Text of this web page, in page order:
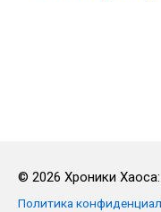
© 2026 Хроники Хаоса:
Политика